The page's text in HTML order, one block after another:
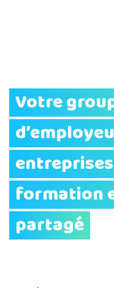
Votre
formation
partagé